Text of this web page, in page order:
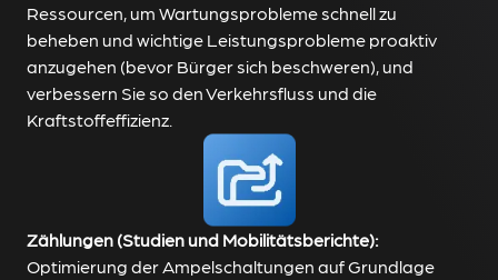
Ressourcen, um Wartungsprobleme schnell zu
beheben und wichtige Leistungsprobleme proaktiv
anzugehen (bevor Bürger sich beschweren), und
verbessern Sie so den Verkehrsfluss und die
Kraftstoffeffizienz.
Zählungen (Studien und Mobilitätsberichte):
Optimierung der Ampelschaltungen auf Grundlage